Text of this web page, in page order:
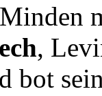
,
bot